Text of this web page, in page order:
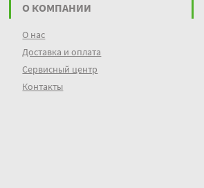
О КОМПАНИИ
О нас
Доставка и оплата
Сервисный центр
Контакты